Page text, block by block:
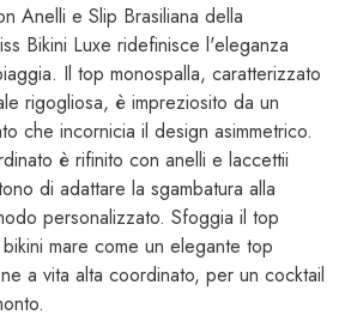
Anelli e Slip Brasiliana della
Bikini Luxe ridefinisce l'eleganza
Il top monospalla, caratterizzato
rigogliosa, è impreziosito da un
che incornicia il design asimmetrico.
è rifinito con anelli e laccettii
di adattare la sgambatura alla
personalizzato. Sfoggia il top
mare come un elegante top
a vita alta coordinato, per un cocktail